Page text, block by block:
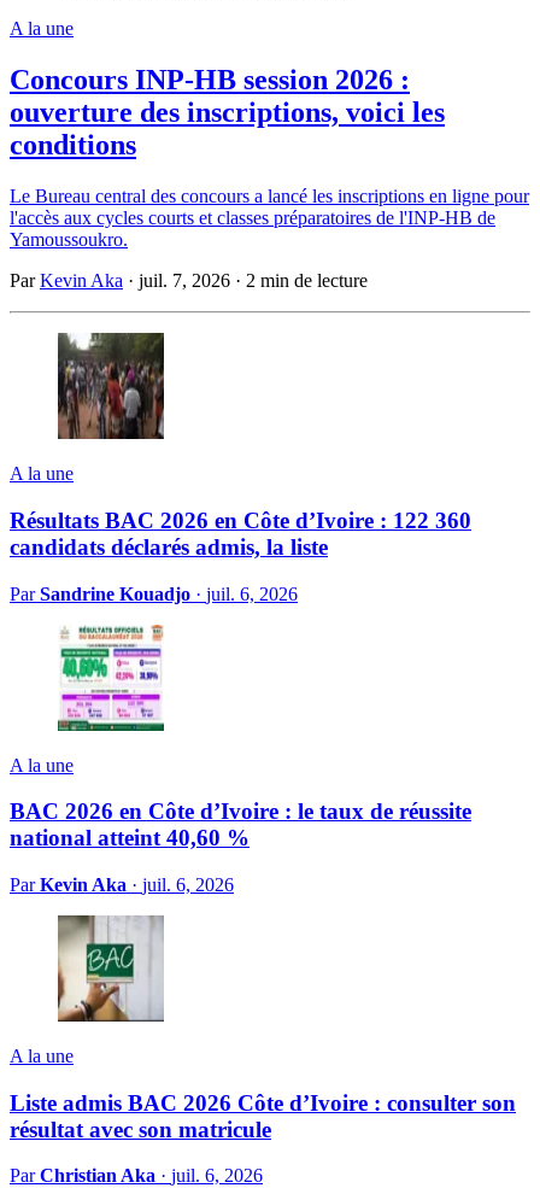
A la une
Concours INP-HB session 2026 :
ouverture des inscriptions, voici les
conditions
Le Bureau central des concours a lancé les inscriptions en ligne pour
l'accès aux cycles courts et classes préparatoires de l'INP-HB de
Yamoussoukro.
ParKevin Aka · juil. 7, 2026 · 2 min de lecture
A la une
Résultats BAC 2026 en Côte d’Ivoire : 122 360
candidats déclarés admis, la liste
ParSandrine Kouadjo · juil. 6, 2026
A la une
BAC 2026 en Côte d’Ivoire : le taux de réussite
national atteint 40,60 %
ParKevin Aka · juil. 6, 2026
A la une
Liste admis BAC 2026 Côte d’Ivoire : consulter son
résultat avec son matricule
ParChristian Aka · juil. 6, 2026